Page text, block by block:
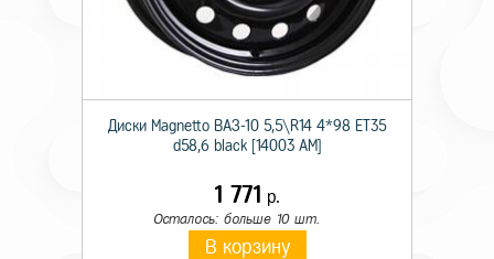
Диски Magnetto ВАЗ-10 5,5\R14 4*98 ET35
d58,6 black [14003 AM]
1 771 р.
Осталось: больше 10 шт.
В корзину